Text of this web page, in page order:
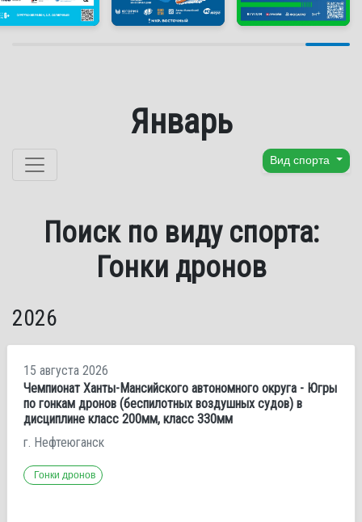
Январь
Перейти к содержанию Вид спорта
Поиск по виду спорта:
Гонки дронов
2026
15 августа 2026
Чемпионат Ханты-Мансийского автономного округа - Югры
по гонкам дронов (беспилотных воздушных судов) в
дисциплине класс 200мм, класс 330мм
г. Нефтеюганск
Гонки дронов